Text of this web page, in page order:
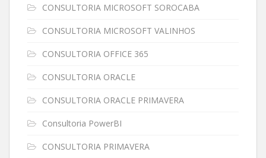
CONSULTORIA MICROSOFT SOROCABA
CONSULTORIA MICROSOFT VALINHOS
CONSULTORIA OFFICE 365
CONSULTORIA ORACLE
CONSULTORIA ORACLE PRIMAVERA
Consultoria PowerBI
CONSULTORIA PRIMAVERA